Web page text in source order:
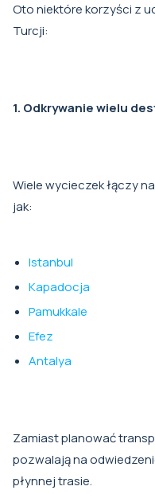
Oto niektóre korzyści z
Turcji:
1. Odkrywanie wielu
Wiele wycieczek łączy
jak:
Istanbul
Kapadocja
Pamukkale
Efez
Antalya
Zamiast planować
pozwalają na
płynnej trasie.